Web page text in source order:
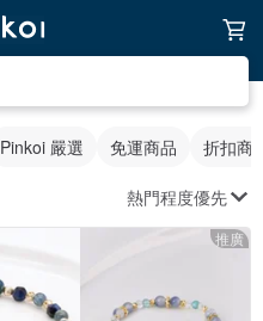
Pinkoi 嚴選 免運商品 折扣商
熱門程度優先
推廣